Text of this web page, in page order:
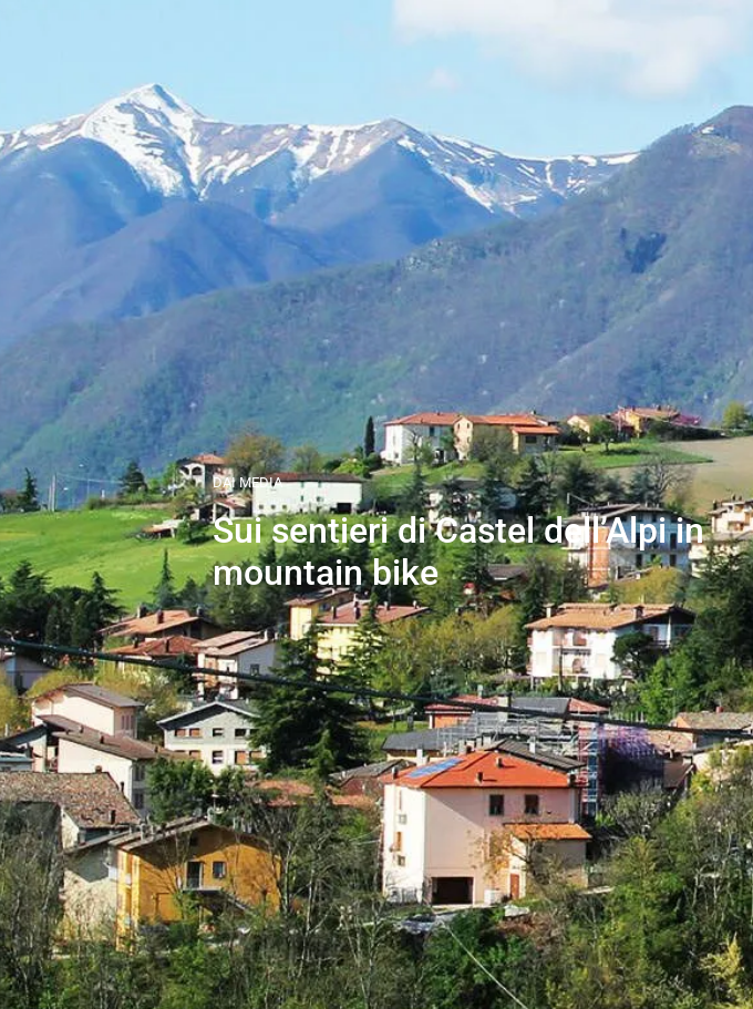
DAI MEDIA
Sui sentieri di Castel dell’Alpi in
mountain bike